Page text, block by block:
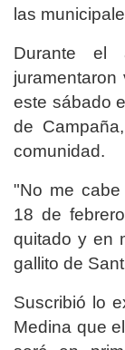
las
Durante el
juramentaron
este sábado
de
comunidad.
"No me
18 de
quitado y en
gallito de
Suscribió lo
Medina que